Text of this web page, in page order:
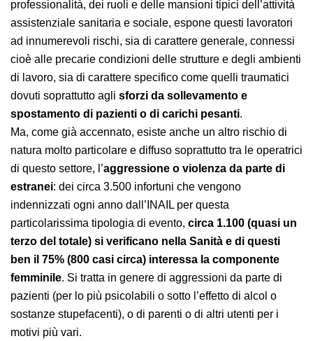
L’estrema varietà e complessità degli ambienti, delle
professionalità, dei ruoli e delle mansioni tipici
dell’attività assistenziale sanitaria e sociale, espone
questi lavoratori ad innumerevoli rischi, sia di carattere
generale, connessi cioè alle precarie condizioni delle
strutture e degli ambienti di lavoro, sia di carattere
specifico come quelli traumatici dovuti soprattutto agli
sforzi da sollevamento e spostamento di pazienti o
di carichi pesanti.
Ma, come già accennato, esiste anche un altro rischio
di natura molto particolare e diffuso soprattutto tra le
operatrici di questo settore, l’aggressione o violenza
da parte di estranei: dei circa 3.500 infortuni che
vengono indennizzati ogni anno dall’INAIL per questa
particolarissima tipologia di evento,circa 1.100 (quasi
un terzo del totale) si verificano nella Sanità e di
questi ben il 75% (800 casi circa) interessa la
componente femminile. Si tratta in genere di
aggressioni da parte di pazienti (per lo più psicolabili o